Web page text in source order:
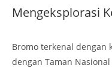
Mengeksplorasi
Bromo terkenal dengan
dengan Taman